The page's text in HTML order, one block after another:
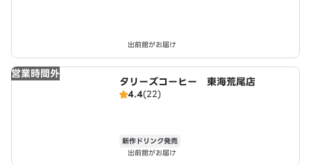
出前館がお届け
営業時間外
タリーズコーヒー 東海荒尾店
4.4(22)
新作ドリンク発売
出前館がお届け